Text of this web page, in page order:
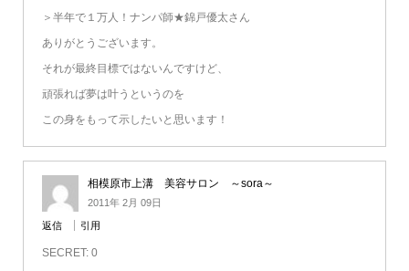
＞半年で１万人！ナンパ師★錦戸優太さん
ありがとうございます。
それが最終目標ではないんですけど、
頑張れば夢は叶うというのを
この身をもって示したいと思います！
相模原市上溝 美容サロン ～sora～
2011年 2月 09日
返信 引用
SECRET: 0